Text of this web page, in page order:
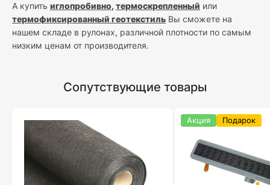
А купить иглопробивно, термоскрепленный или
термофиксированный геотекстиль Вы сможете на
нашем складе в рулонах, различной плотности по самым
низким ценам от производителя.
Сопутствующие товары
Акция Подарок